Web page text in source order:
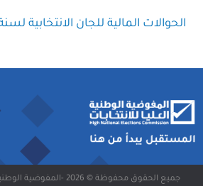
الحوالات المالية للجان الانتخابية لسنة
جميع الحقوق محفوظة © 2026 -المفوضية الوطنية العليا للإنتخابات